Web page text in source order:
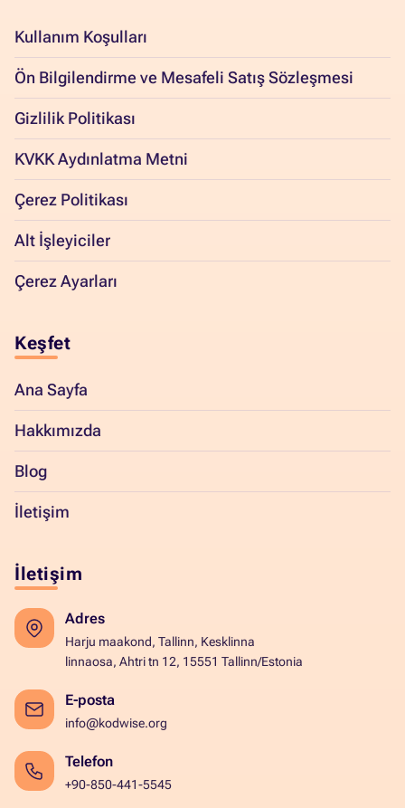
Kullanım Koşulları
Ön Bilgilendirme ve Mesafeli Satış Sözleşmesi
Gizlilik Politikası
KVKK Aydınlatma Metni
Çerez Politikası
Alt İşleyiciler
Çerez Ayarları
Keşfet
Ana Sayfa
Hakkımızda
Blog
İletişim
İletişim
Adres
Harju maakond, Tallinn, Kesklinna
linnaosa, Ahtri tn 12, 15551 Tallinn/Estonia
E-posta
info@kodwise.org
Telefon
+90-850-441-5545